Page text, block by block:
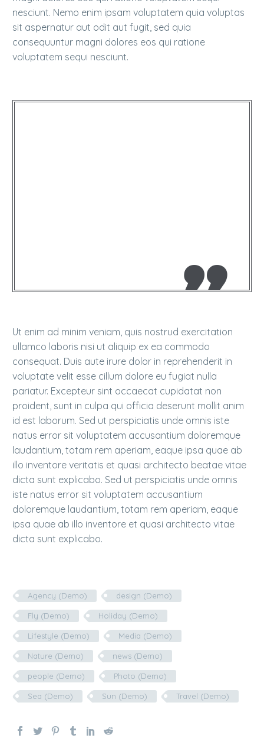
nesciunt. Nemo enim ipsam voluptatem quia voluptas
sit aspernatur aut odit aut fugit, sed quia
consequuntur magni dolores eos qui ratione
voluptatem sequi nesciunt.
Ut enim ad minim veniam, quis nostrud exercitation
ullamco laboris nisi ut aliquip ex ea commodo
consequat. Duis aute irure dolor in reprehenderit in
voluptate velit esse cillum dolore eu fugiat nulla
pariatur. Excepteur sint occaecat cupidatat non
proident, sunt in culpa qui officia deserunt mollit anim
id est laborum. Sed ut perspiciatis unde omnis iste
natus error sit voluptatem accusantium doloremque
laudantium, totam rem aperiam, eaque ipsa quae ab
illo inventore veritatis et quasi architecto beatae vitae
dicta sunt explicabo. Sed ut perspiciatis unde omnis
iste natus error sit voluptatem accusantium
doloremque laudantium, totam rem aperiam, eaque
ipsa quae ab illo inventore et quasi architecto vitae
dicta sunt explicabo.
Agency (Demo) design (Demo)
Fly (Demo) Holiday (Demo)
Lifestyle (Demo) Media (Demo)
Nature (Demo) news (Demo)
people (Demo) Photo (Demo)
Sea (Demo) Sun (Demo) Travel (Demo)